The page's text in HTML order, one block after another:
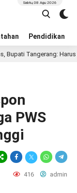
Pendidikan
Sabtu, 08 Agu 2026
Harus Nyaman
PWS
416 admin